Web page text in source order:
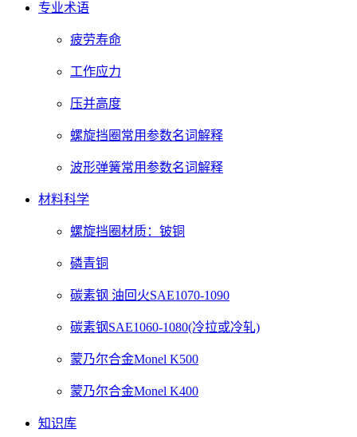
专业术语
疲劳寿命
工作应力
压并高度
螺旋挡圈常用参数名词解释
波形弹簧常用参数名词解释
材料科学
螺旋挡圈材质：铍铜
磷青铜
碳素钢 油回火SAE1070-1090
碳素钢SAE1060-1080(冷拉或冷轧)
蒙乃尔合金Monel K500
蒙乃尔合金Monel K400
知识库